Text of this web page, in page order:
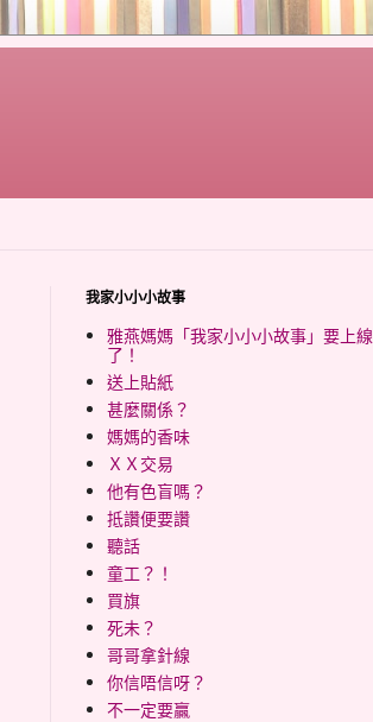
我家小小小故事
雅燕媽媽「我家小小小故事」要上線
了！
送上貼紙
甚麼關係？
媽媽的香味
ＸＸ交易
他有色盲嗎？
抵讚便要讚
聽話
童工？！
買旗
死未？
哥哥拿針線
你信唔信呀？
不一定要贏